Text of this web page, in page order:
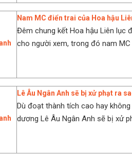
Nam MC điển trai của Hoa hậu
Đêm chung kết Hoa hậu Liên lục
cho người xem, trong đó nam MC
Lê Âu Ngân Anh sẽ bị xử phạt ra
Dù đoạt thành tích cao hay
dương Lê Âu Ngân Anh sẽ bị xử